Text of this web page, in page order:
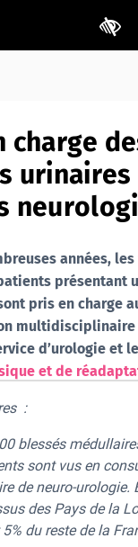
charge
urinaires
années,
présentant
pris en charge
multidisciplinaire
d’urologie et le
et de
:
blessés
sont vus en
de neuro-urologie.
des Pays de la
du reste de la